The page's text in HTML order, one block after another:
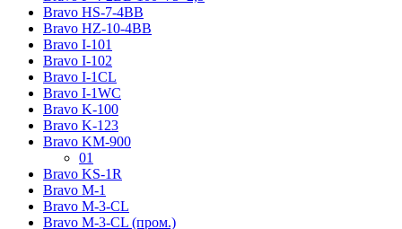
Bravo HS-7-4BB
Bravo HZ-10-4BB
Bravo I-101
Bravo I-102
Bravo I-1CL
Bravo I-1WC
Bravo K-100
Bravo K-123
Bravo KM-900
01
Bravo KS-1R
Bravo M-1
Bravo M-3-CL
Bravo M-3-CL (пром.)